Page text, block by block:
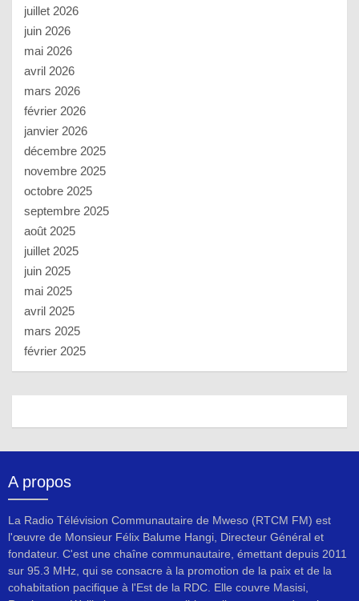
juillet 2026
juin 2026
mai 2026
avril 2026
mars 2026
février 2026
janvier 2026
décembre 2025
novembre 2025
octobre 2025
septembre 2025
août 2025
juillet 2025
juin 2025
mai 2025
avril 2025
mars 2025
février 2025
A propos
La Radio Télévision Communautaire de Mweso (RTCM FM) est
l'œuvre de Monsieur Félix Balume Hangi, Directeur Général et
fondateur. C'est une chaîne communautaire, émettant depuis 2011
sur 95.3 MHz, qui se consacre à la promotion de la paix et de la
cohabitation pacifique à l'Est de la RDC. Elle couvre Masisi,